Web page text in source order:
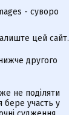
- суворо
цей сайт.
другого
не поділяти
участь у